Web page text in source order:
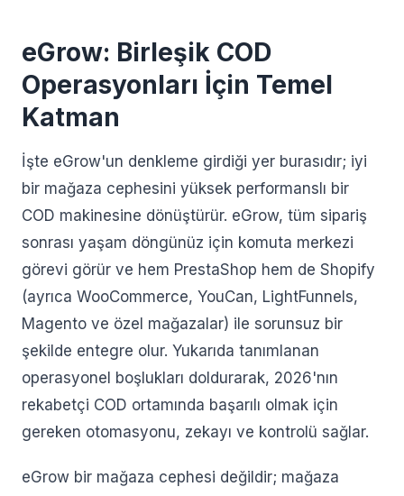
eGrow: Birleşik COD
Operasyonları İçin Temel
Katman
İşte eGrow'un denkleme girdiği yer burasıdır; iyi
bir mağaza cephesini yüksek performanslı bir
COD makinesine dönüştürür. eGrow, tüm sipariş
sonrası yaşam döngünüz için komuta merkezi
görevi görür ve hem PrestaShop hem de Shopify
(ayrıca WooCommerce, YouCan, LightFunnels,
Magento ve özel mağazalar) ile sorunsuz bir
şekilde entegre olur. Yukarıda tanımlanan
operasyonel boşlukları doldurarak, 2026'nın
rekabetçi COD ortamında başarılı olmak için
gereken otomasyonu, zekayı ve kontrolü sağlar.
eGrow bir mağaza cephesi değildir; mağaza